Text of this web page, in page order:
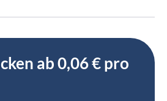
ab 0,06 € pro